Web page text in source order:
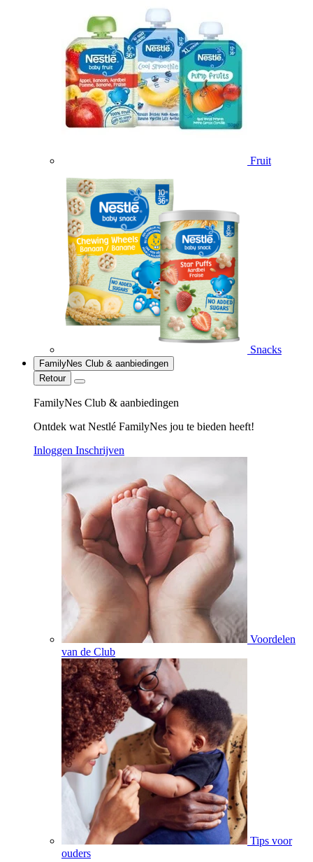
Fruit
Snacks
FamilyNes Club & aanbiedingen
Retour
FamilyNes Club & aanbiedingen
Ontdek wat Nestlé FamilyNes jou te bieden heeft!
Inloggen Inschrijven
Voordelen
van de Club
Tips voor
ouders